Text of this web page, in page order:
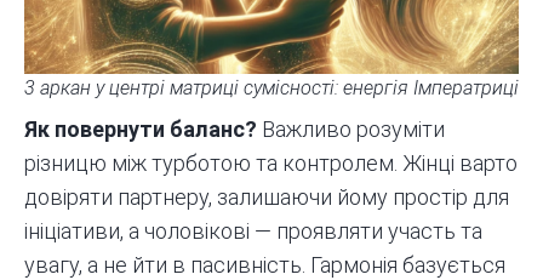
3 аркан у центрі матриці сумісності: енергія Імператриці
Як повернути баланс? Важливо розуміти
різницю між турботою та контролем. Жінці варто
довіряти партнеру, залишаючи йому простір для
ініціативи, а чоловікові — проявляти участь та
увагу, а не йти в пасивність. Гармонія базується